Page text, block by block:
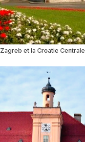
Zagreb et la Croatie Centrale